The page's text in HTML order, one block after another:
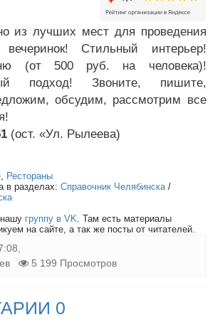
из лучших мест для проведения
вечеринок! Стильный интерьер!
(от 500 руб. на человека)!
подход! Звоните, пишите,
обсудим, рассмотрим все
(ост. «Ул. Рылеева)
, Рестораны
в разделах: Справочник Челябинска/
группу в VK. Там есть материалы
на сайте, а так же посты от читателей.
5 199 Просмотров
0